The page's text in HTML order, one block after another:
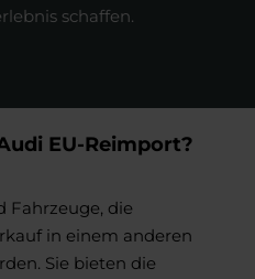
schaffen.
EU-Reimport?
Fahrzeuge, die
in einem anderen
Sie bieten die